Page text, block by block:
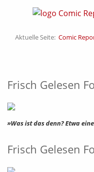
Aktuelle Seite: Comic
Frisch Gelesen
»Was ist das denn? Etwa
Frisch Gelesen